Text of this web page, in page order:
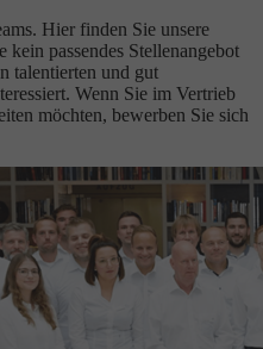
Hier finden Sie unsere
passendes Stellenangebot
talentierten und gut
Wenn Sie im Vertrieb
möchten, bewerben Sie sich